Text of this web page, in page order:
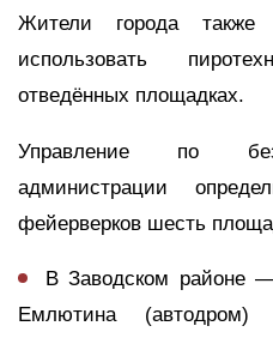
Жители города также
использовать
отведённых площадках.
Управление по
администрации
фейерверков шесть
В Заводском районе —
Емлютина